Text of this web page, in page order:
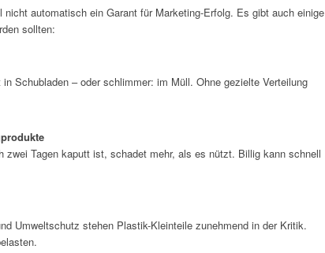
nicht automatisch ein Garant für Marketing-Erfolg. Es gibt auch einige
sollten:
Schubladen – oder schlimmer: im Müll. Ohne gezielte Verteilung
zwei Tagen kaputt ist, schadet mehr, als es nützt. Billig kann schnell
Umweltschutz stehen Plastik-Kleinteile zunehmend in der Kritik.